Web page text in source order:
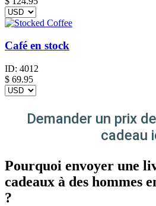
Café en stock
ID: 4012
$ 69.95
Demander un prix
cadeau
Pourquoi envoyer une
cadeaux à des hommes
?